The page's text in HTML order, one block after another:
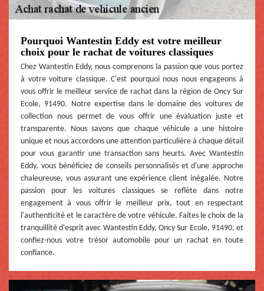
Pourquoi Wantestin Eddy est votre meilleur
choix pour le rachat de voitures classiques
Chez Wantestin Eddy, nous comprenons la passion que vous portez
à votre voiture classique. C'est pourquoi nous nous engageons à
vous offrir le meilleur service de rachat dans la région de Oncy Sur
Ecole, 91490. Notre expertise dans le domaine des voitures de
collection nous permet de vous offrir une évaluation juste et
transparente. Nous savons que chaque véhicule a une histoire
unique et nous accordons une attention particulière à chaque détail
pour vous garantir une transaction sans heurts. Avec Wantestin
Eddy, vous bénéficiez de conseils personnalisés et d'une approche
chaleureuse, vous assurant une expérience client inégalée. Notre
passion pour les voitures classiques se reflète dans notre
engagement à vous offrir le meilleur prix, tout en respectant
l'authenticité et le caractère de votre véhicule. Faites le choix de la
tranquillité d'esprit avec Wantestin Eddy, Oncy Sur Ecole, 91490, et
confiez-nous votre trésor automobile pour un rachat en toute
confiance.